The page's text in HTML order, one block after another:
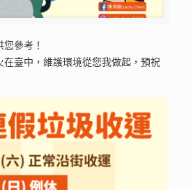
參考！
在臺中，維護環境從您我做起，預祝